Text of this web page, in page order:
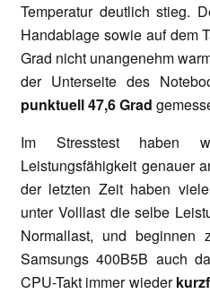
Temperatur deutlich stieg.
Handablage sowie auf dem
Grad nicht unangenehm
der Unterseite des
punktuell 47,6 Grad
Im Stresstest haben
Leistungsfähigkeit genauer
der letzten Zeit haben
unter Volllast die selbe
Normallast, und beginnen
Samsungs 400B5B auch
CPU-Takt immer wieder